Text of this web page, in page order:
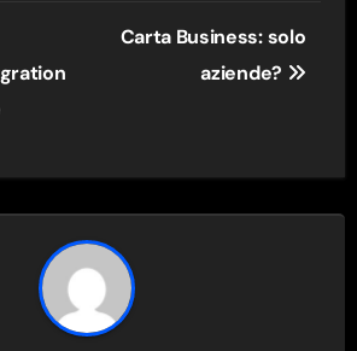
Carta Business: solo
aziende?